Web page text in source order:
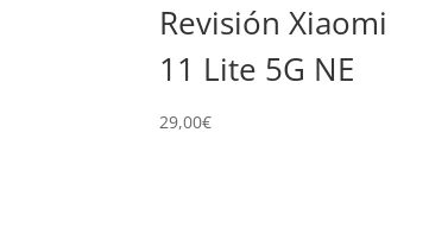
Revisión Xiaomi
11 Lite 5G NE
29,00€